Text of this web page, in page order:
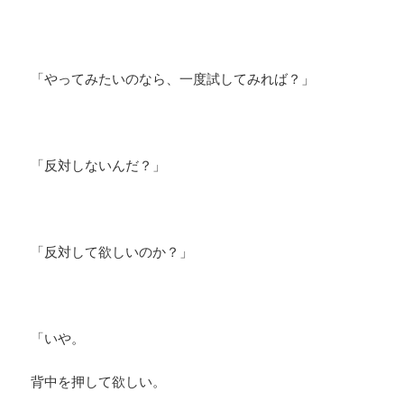
「やってみたいのなら、一度試してみれば？」
「反対しないんだ？」
「反対して欲しいのか？」
「いや。
背中を押して欲しい。